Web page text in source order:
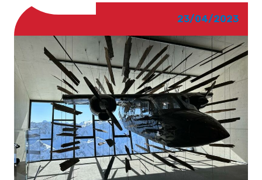
23/04/2023